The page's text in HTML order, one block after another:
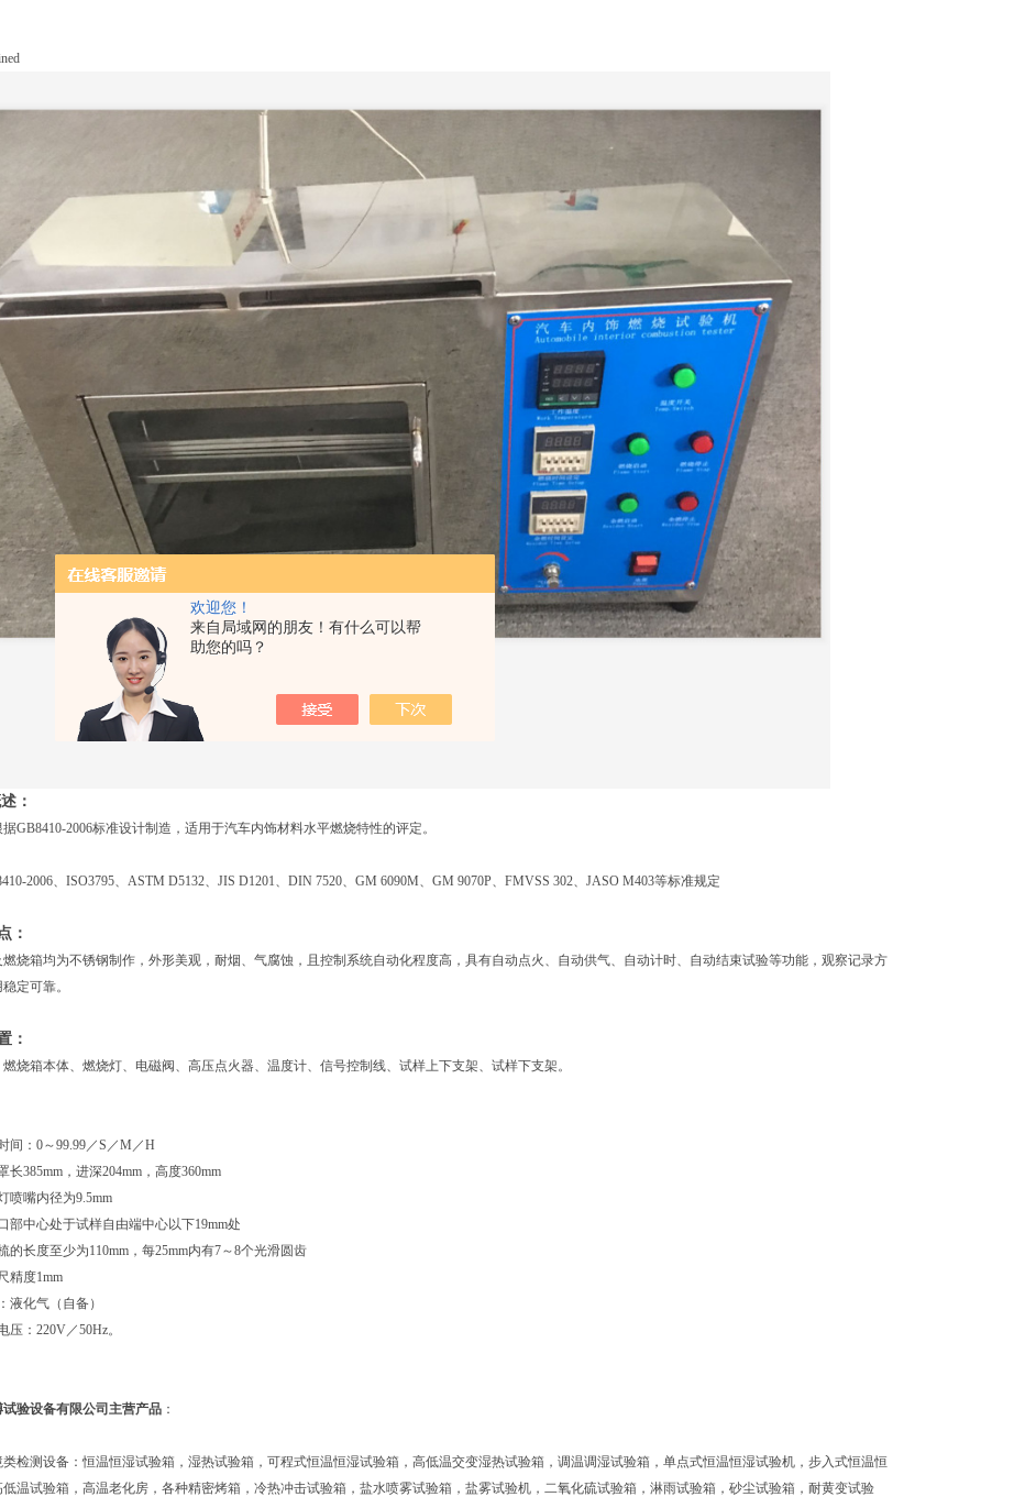
欢迎您！
来自局域网的朋友！有什么可以帮
助您的吗？
：
GB8410-2006标准设计制造，适用于汽车内饰材料水平燃烧特性的评定。
2006、ISO3795、ASTM D5132、JIS D1201、DIN 7520、GM 6090M、GM 9070P、FMVSS 302、JASO M403等标准规定
：
燃烧箱均为不锈钢制作，外形美观，耐烟、气腐蚀，且控制系统自动化程度高，具有自动点火、自动供气、自动计时、自动结束试验等功能，观察记录方
定可靠。
：
烧箱本体、燃烧灯、电磁阀、高压点火器、温度计、信号控制线、试样上下支架、试样下支架。
间：0～99.99／S／M／H
长385mm，进深204mm，高度360mm
喷嘴内径为9.5mm
部中心处于试样自由端中心以下19mm处
的长度至少为110mm，每25mm内有7～8个光滑圆齿
精度1mm
液化气（自备）
压：220V／50Hz。
试验设备有限公司主营产品 ：
类检测设备：恒温恒湿试验箱，湿热试验箱，可程式恒温恒湿试验箱，高低温交变湿热试验箱，调温调湿试验箱，单点式恒温恒湿试验机，步入式恒温恒
低温试验箱，高温老化房，各种精密烤箱，冷热冲击试验箱，盐水喷雾试验箱，盐雾试验机，二氧化硫试验箱，淋雨试验箱，砂尘试验箱，耐黄变试验